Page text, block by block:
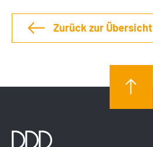
Zurück zur Übersicht